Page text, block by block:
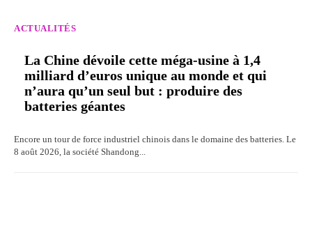
ACTUALITÉS
La Chine dévoile cette méga-usine à 1,4
milliard d’euros unique au monde et qui
n’aura qu’un seul but : produire des
batteries géantes
Encore un tour de force industriel chinois dans le domaine des batteries. Le
8 août 2026, la société Shandong...